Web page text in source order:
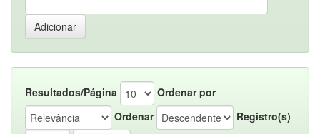
Resultados/Página
Ordenar por
Ordenar
Registro(s)